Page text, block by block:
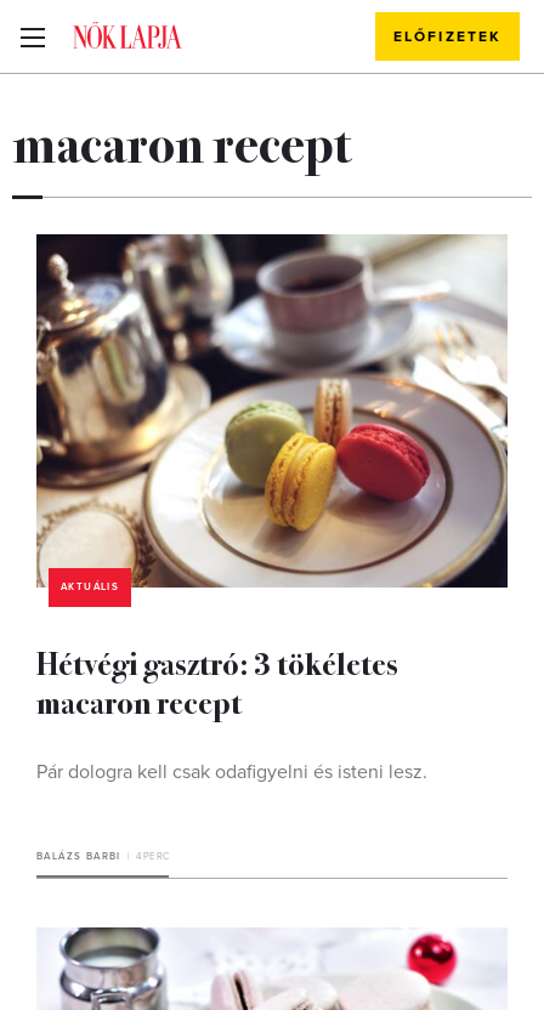
ELŐFIZETEK
macaron recept
AKTUÁLIS
Hétvégi gasztró: 3 tökéletes
macaron recept
Pár dologra kell csak odafigyelni és isteni lesz.
BALÁZS BARBI 4 PERC